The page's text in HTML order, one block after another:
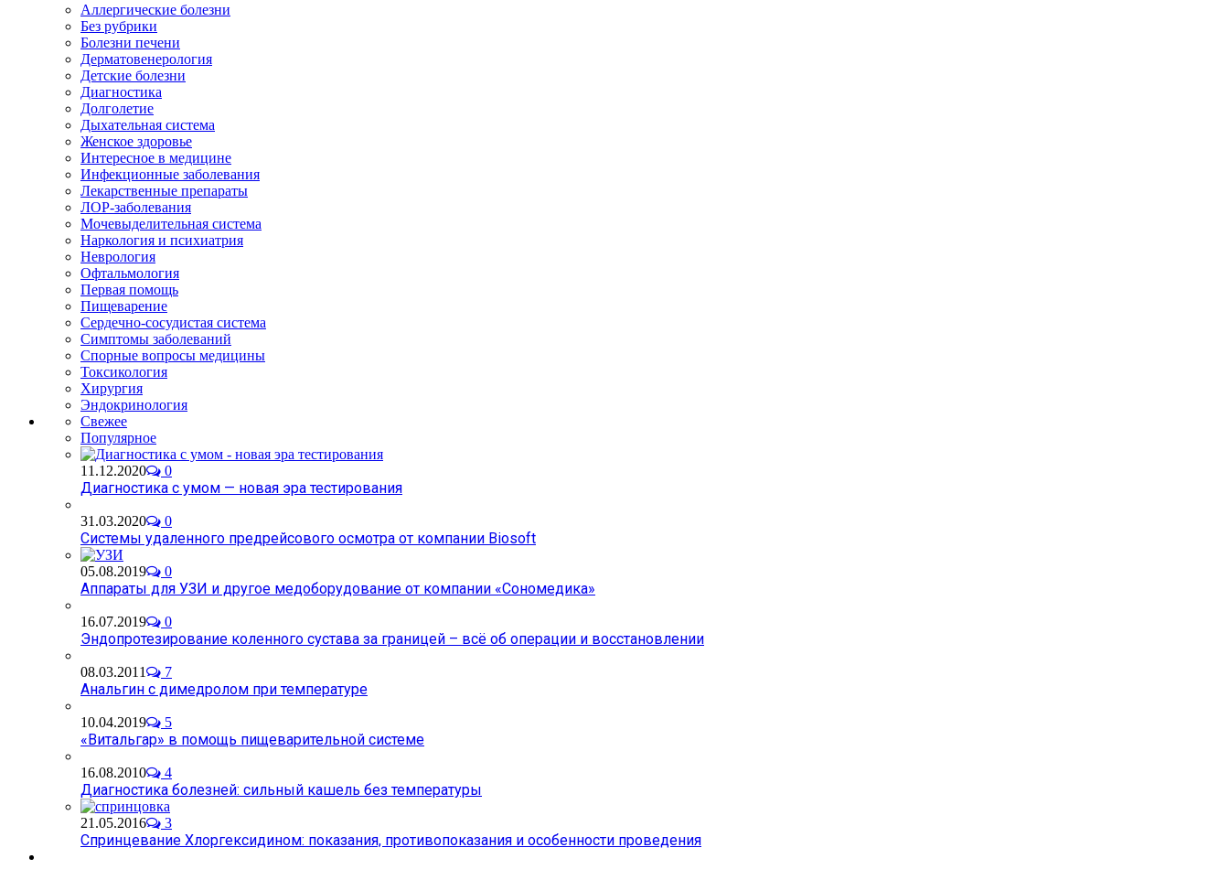
Аллергические болезни
Без рубрики
Болезни печени
Дерматовенерология
Детские болезни
Диагностика
Долголетие
Дыхательная система
Женское здоровье
Интересное в медицине
Инфекционные заболевания
Лекарственные препараты
ЛОР-заболевания
Мочевыделительная система
Наркология и психиатрия
Неврология
Офтальмология
Первая помощь
Пищеварение
Сердечно-сосудистая система
Симптомы заболеваний
Спорные вопросы медицины
Токсикология
Хирургия
Эндокринология
Свежее
Популярное
11.12.2020 0
Диагностика с умом — новая эра тестирования
31.03.2020 0
Системы удаленного предрейсового осмотра от компании Biosoft
05.08.2019 0
Аппараты для УЗИ и другое медоборудование от компании «Сономедика»
16.07.2019 0
Эндопротезирование коленного сустава за границей – всё об операции и восстановлении
08.03.2011 7
Анальгин с димедролом при температуре
10.04.2019 5
«Витальгар» в помощь пищеварительной системе
16.08.2010 4
Диагностика болезней: сильный кашель без температуры
21.05.2016 3
Спринцевание Хлоргексидином: показания, противопоказания и особенности проведения